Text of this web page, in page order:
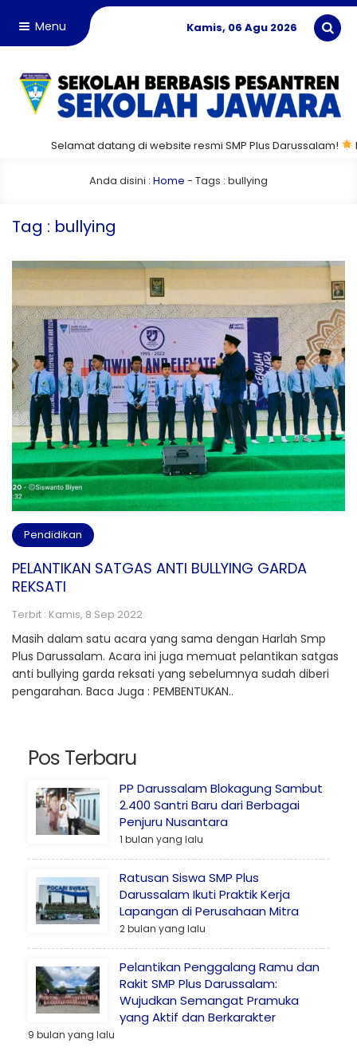
Menu Kamis, 06 Agu 2026
Selamat datang di website resmi SMP Plus Darussalam!
Anda disini : Home - Tags : bullying
Tag : bullying
Pendidikan
PELANTIKAN SATGAS ANTI BULLYING GARDA
REKSATI
Terbit : Kamis, 8 Sep 2022
Masih dalam satu acara yang sama dengan Harlah Smp
Plus Darussalam. Acara ini juga memuat pelantikan satgas
anti bullying garda reksati yang sebelumnya sudah diberi
pengarahan. Baca Juga : PEMBENTUKAN..
Pos Terbaru
PP Darussalam Blokagung Sambut
2.400 Santri Baru dari Berbagai
Penjuru Nusantara
1 bulan yang lalu
Ratusan Siswa SMP Plus
Darussalam Ikuti Praktik Kerja
Lapangan di Perusahaan Mitra
2 bulan yang lalu
Pelantikan Penggalang Ramu dan
Rakit SMP Plus Darussalam:
Wujudkan Semangat Pramuka
yang Aktif dan Berkarakter
9 bulan yang lalu